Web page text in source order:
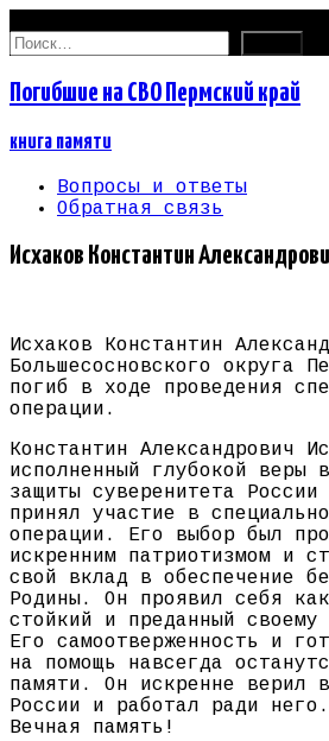
Найти:
Погибшие на СВО Пермский край
книга памяти
Вопросы и ответы
Обратная связь
Исхаков Константин
Исхаков Константин
Большесосновского округа
погиб в ходе проведения
операции.
Константин Александрович
исполненный глубокой веры
защиты суверенитета
принял участие в
операции. Его выбор был
искренним патриотизмом и
свой вклад в обеспечение
Родины. Он проявил себя
стойкий и преданный своему
Его самоотверженность и
на помощь навсегда
памяти. Он искренне верил
России и работал ради него.
Вечная память!